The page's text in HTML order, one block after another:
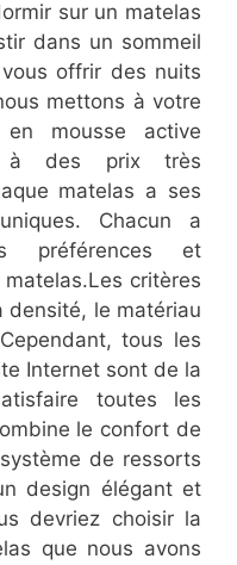
sur un matelas
dans un sommeil
offrir des nuits
mettons à votre
mousse active
à des prix très
matelas a ses
Chacun a
préférences et
critères
densité, le matériau
tous les
Internet sont de la
toutes les
le confort de
de ressorts
design élégant et
devriez choisir la
que nous avons